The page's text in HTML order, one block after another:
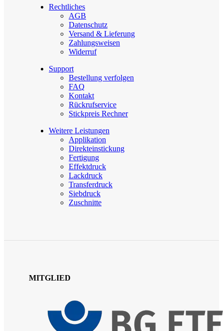
Rechtliches
AGB
Datenschutz
Versand & Lieferung
Zahlungsweisen
Widerruf
Support
Bestellung verfolgen
FAQ
Kontakt
Rückrufservice
Stickpreis Rechner
Weitere Leistungen
Applikation
Direkteinstickung
Fertigung
Effektdruck
Lackdruck
Transferdruck
Siebdruck
Zuschnitte
MITGLIED